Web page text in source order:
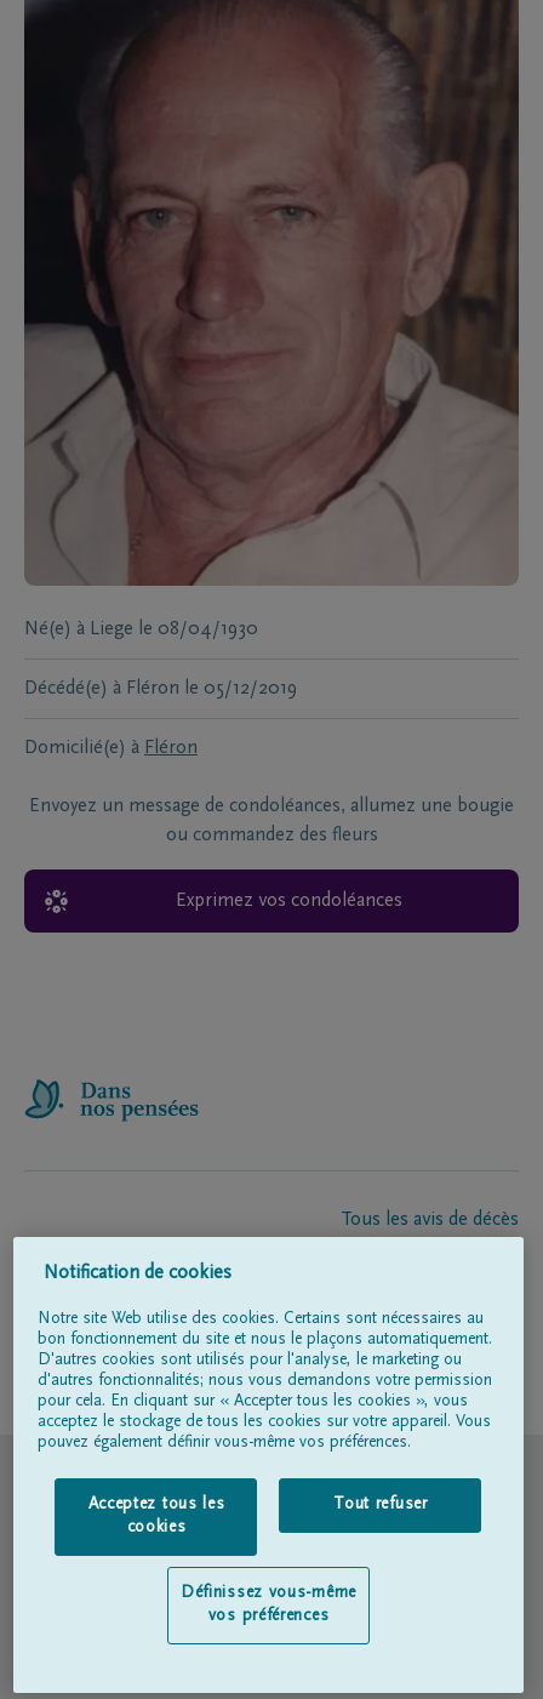
Né(e) à Liege le 08/04/1930
Décédé(e) à Fléron le 05/12/2019
Domicilié(e) à Fléron
Envoyez un message de condoléances, allumez une bougie
ou commandez des fleurs
Exprimez vos condoléances
Tous les avis de décès
Entrepreneur de pompes funèbres
Suivez-nous sur
Conditions d'utilisation
Déclaration relative à la vie privée
Déclaration d’accessibilité
Notification de cookies
Notre site Web utilise des cookies. Certains sont nécessaires au
bon fonctionnement du site et nous le plaçons automatiquement.
D'autres cookies sont utilisés pour l'analyse, le marketing ou
d'autres fonctionnalités; nous vous demandons votre permission
pour cela. En cliquant sur « Accepter tous les cookies », vous
acceptez le stockage de tous les cookies sur votre appareil. Vous
pouvez également définir vous-même vos préférences.
Acceptez tous les
cookies
Tout refuser
Définissez vous-même
vos préférences